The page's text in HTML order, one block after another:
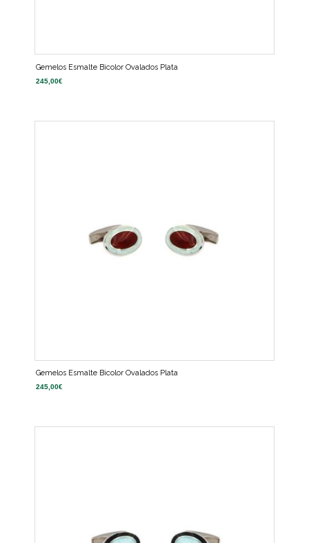
Gemelos Esmalte Bicolor Ovalados Plata
245,00€
Gemelos Esmalte Bicolor Ovalados Plata
245,00€